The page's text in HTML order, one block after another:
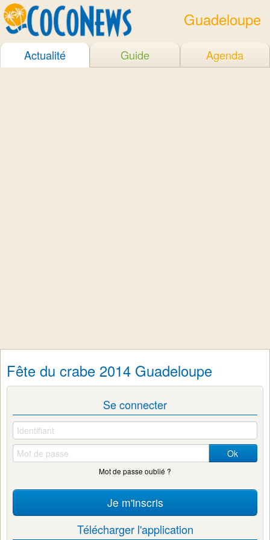
Guadeloupe
Actualité Guide Agenda
Fête du crabe 2014 Guadeloupe
Se connecter
Ok
Mot de passe oublié ?
Je m'inscris
Télécharger l'application